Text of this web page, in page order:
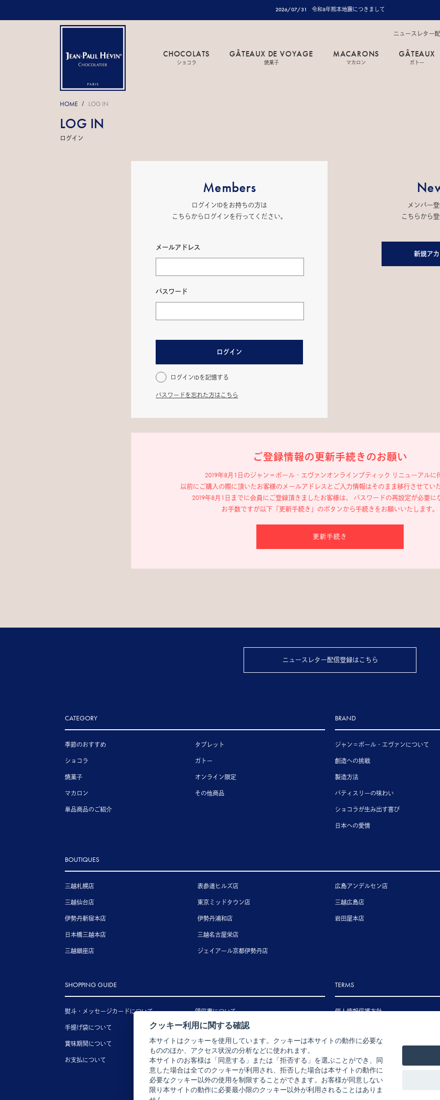
2026/07/31 令和8年熊本地震につきまして
ニュースレター
CHOCOLATS
ショコラ
GÂTEAUX DE VOYAGE
焼菓子
MACARONS
マカロン
GÂTEAUX
ガトー
HOME / LOG IN
LOG IN
ログイン
Members
ログインIDをお持ちの方は
こちらからログインを行ってください。
メールアドレス
パスワード
ログイン
ログインIDを記憶する
パスワードを忘れた方はこちら
メンバー
こちらから
新規ア
ご登録情報の更新手続きのお願い
2019年8月1日のジャン＝ポール・エヴァンオンラインブティック リニューアルに
以前にご購入の際に頂いたお客様のメールアドレスと ご入力情報はそのまま移行させてい
2019年8月1日までに会員にご登録頂きましたお客様は、
パスワードの再設定が必要に
お手数ですが以下「更新手続き」のボタンから手続きをお願いいたします。
更新手続き
ニュースレター配信登録はこちら
CATEGORY
季節のおすすめ
ショコラ
焼菓子
マカロン
単品商品のご紹介
タブレット
ガトー
オンライン限定
その他商品
BRAND
ジャン＝ポール・エヴァンについて
創造への挑戦
製造方法
パティスリーの味わい
ショコラが生み出す喜び
日本への愛情
BOUTIQUES
三越札幌店
三越仙台店
伊勢丹新宿本店
日本橋三越本店
三越銀座店
表参道ヒルズ店
東京ミッドタウン店
伊勢丹浦和店
三越名古屋栄店
ジェイアール京都伊勢丹店
広島アンデルセン店
三越広島店
岩田屋本店
SHOPPING GUIDE
熨斗・メッセージカードについて
手提げ袋について
賞味期間について
お支払について
領収書について
送料について
配送について
キャンセル・返品・交換について
TERMS
個人情報保護方針
クッキー利用に関する確認
本サイトはクッキーを使用しています。クッキーは本サイトの動作に必要な
もののほか、アクセス状況の分析などに使われます。
本サイトのお客様は「同意する」または「拒否する」を選ぶことができ、同
意した場合は全てのクッキーが利用され、拒否した場合は本サイトの動作に
必要なクッキー以外の使用を制限することができます。お客様が同意しない
限り本サイトの動作に必要最小限のクッキー以外が利用されることはありま